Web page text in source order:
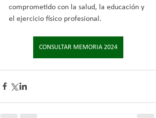
comprometido con la salud, la educación y
el ejercicio físico profesional.
CONSULTAR MEMORIA 2024